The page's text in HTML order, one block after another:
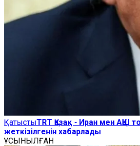
ҚатыстыTRT Қазақ - Иран мен АҚШ
жеткізілгенін хабарлады
ҰСЫНЫЛҒАН